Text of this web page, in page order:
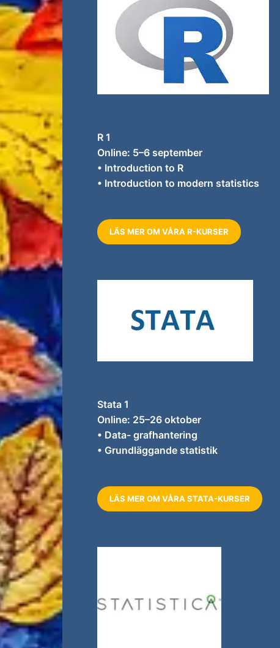
R 1
Online: 5–6 september
• Introduction to R
• Introduction to modern statistics
LÄS MER OM VÅRA R-KURSER
Stata 1
Online: 25–26 oktober
• Data- grafhantering
• Grundläggande statistik
LÄS MER OM VÅRA STATA-KURSER